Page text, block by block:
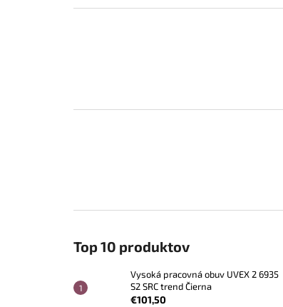
Top 10 produktov
Vysoká pracovná obuv UVEX 2 6935
S2 SRC trend Čierna
€101,50